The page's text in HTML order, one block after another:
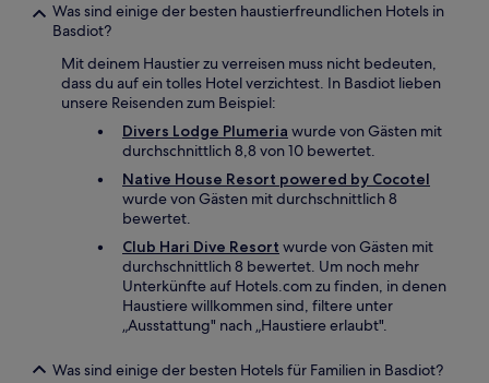
Was sind einige der besten haustierfreundlichen Hotels in
Basdiot?
Mit deinem Haustier zu verreisen muss nicht bedeuten,
dass du auf ein tolles Hotel verzichtest. In Basdiot lieben
unsere Reisenden zum Beispiel:
Divers Lodge Plumeria wurde von Gästen mit
durchschnittlich 8,8 von 10 bewertet.
Native House Resort powered by Cocotel
wurde von Gästen mit durchschnittlich 8
bewertet.
Club Hari Dive Resort wurde von Gästen mit
durchschnittlich 8 bewertet. Um noch mehr
Unterkünfte auf Hotels.com zu finden, in denen
Haustiere willkommen sind, filtere unter
„Ausstattung" nach „Haustiere erlaubt".
Was sind einige der besten Hotels für Familien in Basdiot?